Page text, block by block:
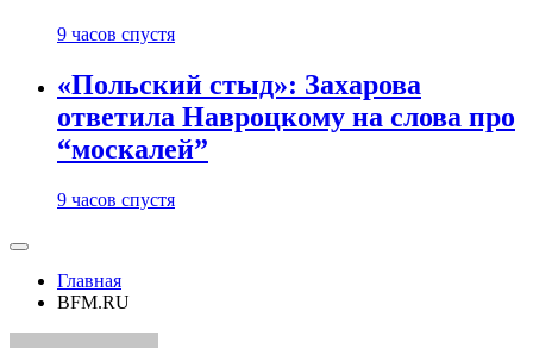
9 часов спустя
«Польский стыд»: Захарова
ответила Навроцкому на слова про
“москалей”
9 часов спустя
Главная
BFM.RU